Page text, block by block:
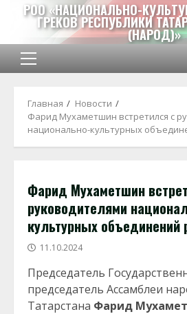
Перейти
содержимому
РОО «НАЦИОНАЛЬНО-
ГРЕКОВ РЕСПУБЛИКИ
(НАРОД)»
Основное
Главная
Новости
Фарид Мухаметшин встретился с
национально-культурных
Фарид Мухаметшин
руководителями
культурных объединений
11.10.2024
Председатель
председатель Ассамблеи
Татарстана Фарид